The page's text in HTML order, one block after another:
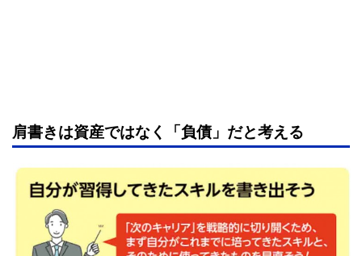
肩書きは資産ではなく「負債」だと考える